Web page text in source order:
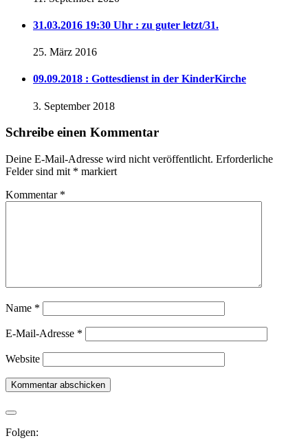
31.03.2016 19:30 Uhr : zu guter letzt/31.
25. März 2016
09.09.2018 : Gottesdienst in der KinderKirche
3. September 2018
Schreibe einen Kommentar
Deine E-Mail-Adresse wird nicht veröffentlicht. Erforderliche
Felder sind mit * markiert
Kommentar *
Name *
E-Mail-Adresse *
Website
Folgen: